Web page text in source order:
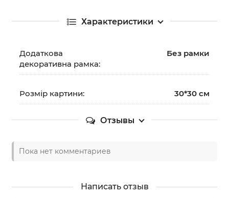
Характеристики
Додаткова
декоративна рамка:
Без рамки
Розмір картини: 30*30 см
Отзывы
Пока нет комментариев
Написать отзыв